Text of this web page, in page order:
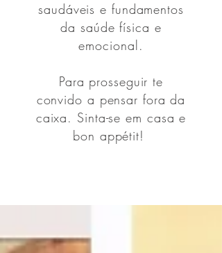
saudáveis e fundamentos
da saúde física e
emocional.
Para prosseguir te
convido a pensar fora da
caixa. Sinta-se em casa e
bon appétit!